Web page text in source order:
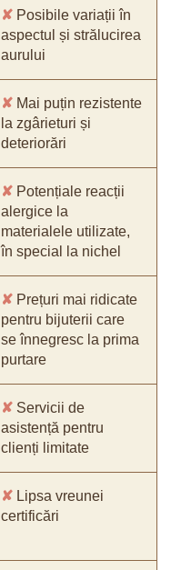
✘ Posibile variații în
aspectul și strălucirea
aurului
✘ Mai puțin rezistente
la zgârieturi și
deteriorări
✘ Potențiale reacții
alergice la
materialele utilizate,
în special la nichel
✘ Prețuri mai ridicate
pentru bijuterii care
se înnegresc la prima
purtare
✘ Servicii de
asistență pentru
clienți limitate
✘ Lipsa vreunei
certificări